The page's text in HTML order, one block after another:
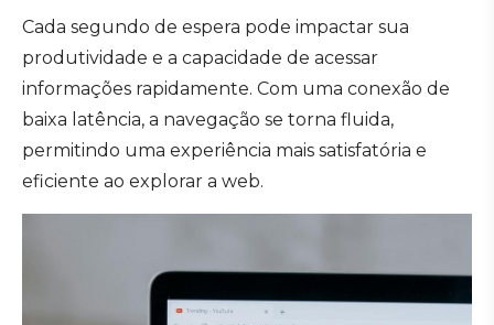
Cada segundo de espera pode impactar sua
produtividade e a capacidade de acessar
informações rapidamente. Com uma conexão de
baixa latência, a navegação se torna fluida,
permitindo uma experiência mais satisfatória e
eficiente ao explorar a web.